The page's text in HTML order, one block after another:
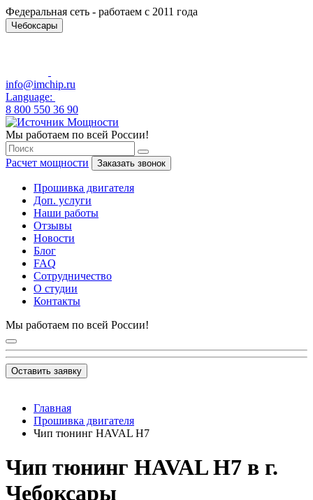
Федеральная сеть - работаем с 2011 года
Чебоксары
info@imchip.ru
Language:
8 800 550 36 90
Мы работаем по всей России!
Расчет мощности Заказать звонок
Прошивка двигателя
Доп. услуги
Наши работы
Отзывы
Новости
Блог
FAQ
Сотрудничество
О студии
Контакты
Мы работаем по всей России!
Оставить заявку
Главная
Прошивка двигателя
Чип тюнинг HAVAL H7
Чип тюнинг HAVAL H7 в г.
Чебоксары